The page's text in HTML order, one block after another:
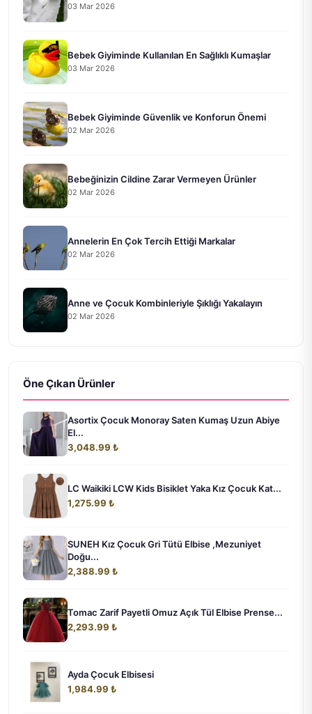
03 Mar 2026
Bebek Giyiminde Kullanılan En Sağlıklı Kumaşlar
03 Mar 2026
Bebek Giyiminde Güvenlik ve Konforun Önemi
02 Mar 2026
Bebeğinizin Cildine Zarar Vermeyen Ürünler
02 Mar 2026
Annelerin En Çok Tercih Ettiği Markalar
02 Mar 2026
Anne ve Çocuk Kombinleriyle Şıklığı Yakalayın
02 Mar 2026
Öne Çıkan Ürünler
Asortix Çocuk Monoray Saten Kumaş Uzun Abiye
El...
3,048.99 ₺
LC Waikiki LCW Kids Bisiklet Yaka Kız Çocuk Kat...
1,275.99 ₺
SUNEH Kız Çocuk Gri Tütü Elbise ,Mezuniyet
Doğu...
2,388.99 ₺
Tomac Zarif Payetli Omuz Açık Tül Elbise Prense...
2,293.99 ₺
Ayda Çocuk Elbisesi
1,984.99 ₺